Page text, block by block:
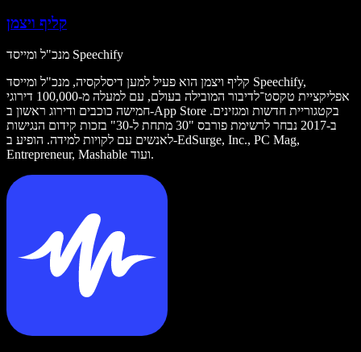
קליף ויצמן
מנכ"ל ומייסד Speechify
קליף ויצמן הוא פעיל למען דיסלקסיה, מנכ"ל ומייסד Speechify,
אפליקציית טקסט־לדיבור המובילה בעולם, עם למעלה מ-100,000 דירוגי
חמישה כוכבים ודירוג ראשון ב-App Store בקטגוריית חדשות ומגזינים.
ב-2017 נבחר לרשימת פורבס "30 מתחת ל-30" בזכות קידום הנגישות
לאנשים עם לקויות למידה. הופיע ב-EdSurge, Inc., PC Mag,
Entrepreneur, Mashable ועוד.